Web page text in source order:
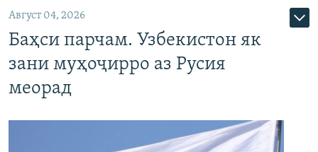
Август 04, 2026
Баҳси парчам. Узбекистон як
зани муҳоҷирро аз Русия
меорад